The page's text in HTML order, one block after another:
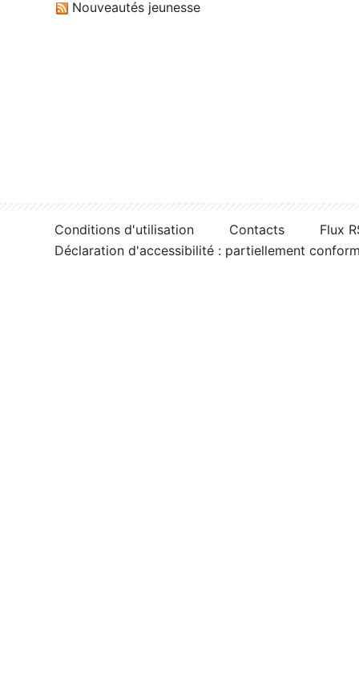
Nouveautés jeunesse
Conditions d'utilisation Contacts
Flux
Déclaration d'accessibilité : partiellement